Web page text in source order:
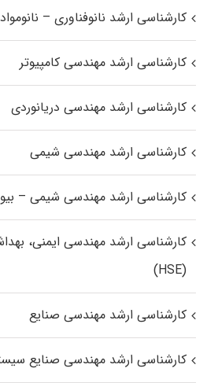
کارشناسی ارشد نانوفناوری – نانومواد
کارشناسی ارشد مهندسی کامپیوتر
کارشناسی ارشد مهندسی دریانوردی
کارشناسی ارشد مهندسی شیمی
کارشناسی ارشد مهندسی شیمی –
کارشناسی ارشد مهندسی ایمنی،
(HSE)
کارشناسی ارشد مهندسی صنایع
کارشناسی ارشد مهندسی صنایع